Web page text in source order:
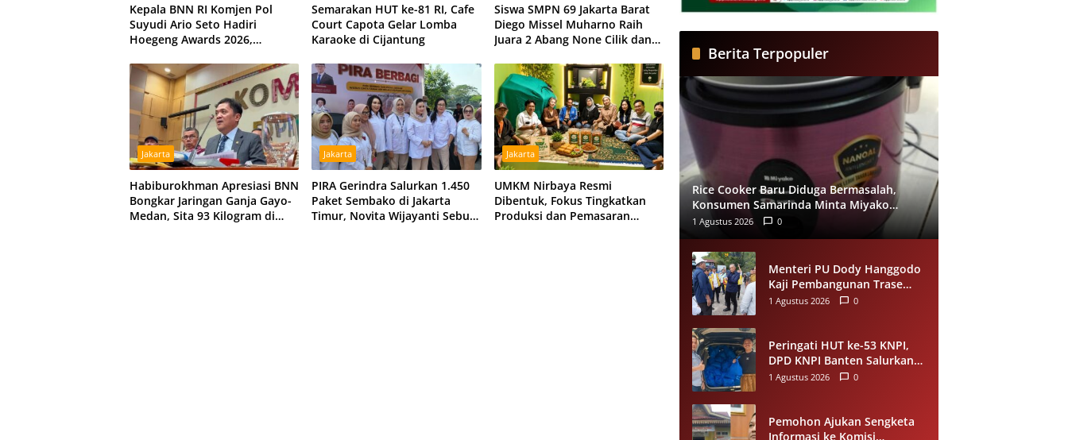
Kepala BNN RI Komjen Pol
Suyudi Ario Seto Hadiri
Hoegeng Awards 2026,
Sinergi dengan Polri
Semarakan HUT ke-81 RI, Cafe
Court Capota Gelar Lomba
Karaoke di Cijantung
Siswa SMPN 69 Jakarta Barat
Diego Missel Muharno Raih
Juara 2 Abang None Cilik dan
Jakarta
Habiburokhman Apresiasi BNN
Bongkar Jaringan Ganja Gayo-
Medan, Sita 93 Kilogram di
Jakarta
PIRA Gerindra Salurkan 1.450
Paket Sembako di Jakarta
Timur, Novita Wijayanti Sebut
Jakarta
UMKM Nirbaya Resmi
Dibentuk, Fokus Tingkatkan
Produksi dan Pemasaran
Berita Terpopuler
Rice Cooker Baru Diduga Bermasalah,
Konsumen Samarinda Minta Miyako
Lakukan Evaluasi
1 Agustus 2026 0
Menteri PU Dody Hanggodo
Kaji Pembangunan Trase
Baru Kelok 44 Agam Usai
1 Agustus 2026 0
Peringati HUT ke-53 KNPI,
DPD KNPI Banten Salurkan
Bantuan Sembako Melalui
1 Agustus 2026 0
Pemohon Ajukan Sengketa
Informasi ke Komisi